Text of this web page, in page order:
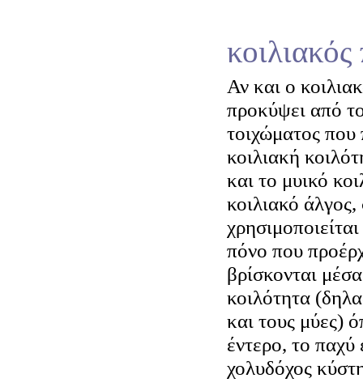
Αν και ο
προκύψει από
τοιχώματος που
κοιλιακή
και το μυικό
κοιλιακό
πόνο που
βρίσκονται
κοιλότητα
και τους μύες)
έντερο, το
χολυδόχος